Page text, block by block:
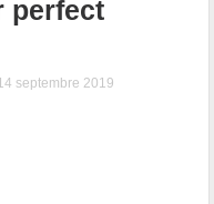
perfect
septembre 2019